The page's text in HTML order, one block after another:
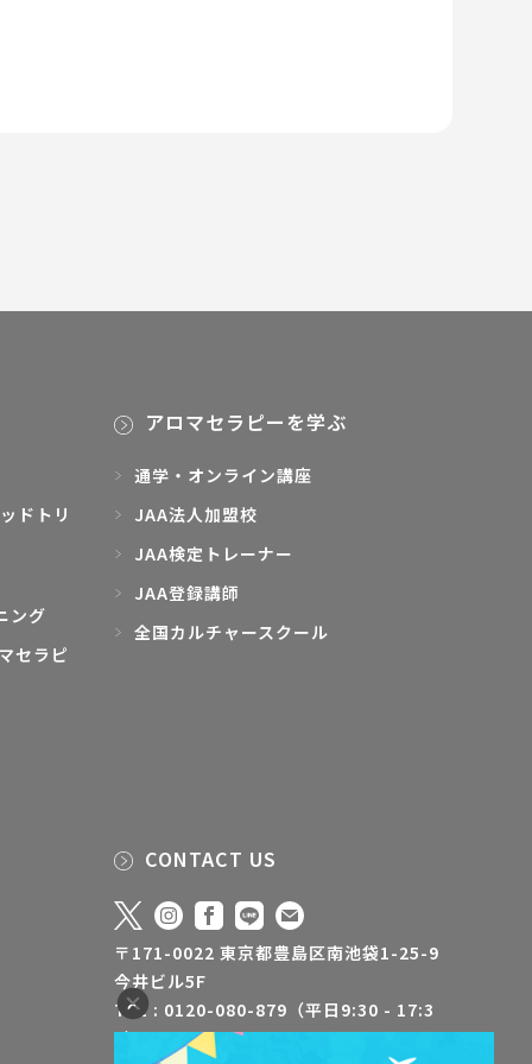
ドトリ
ング
セラピ
アロマセラピーを学ぶ
通学・オンライン講座
JAA法人加盟校
JAA検定トレーナー
JAA登録講師
全国カルチャースクール
CONTACT US
〒171-0022 東京都豊島区南池袋1-25-9
今井ビル5F
TEL : 0120-080-879（平日9:30 - 17:3
0）